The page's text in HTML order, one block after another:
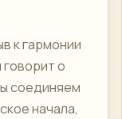
к гармонии
о
соединяем
начала,